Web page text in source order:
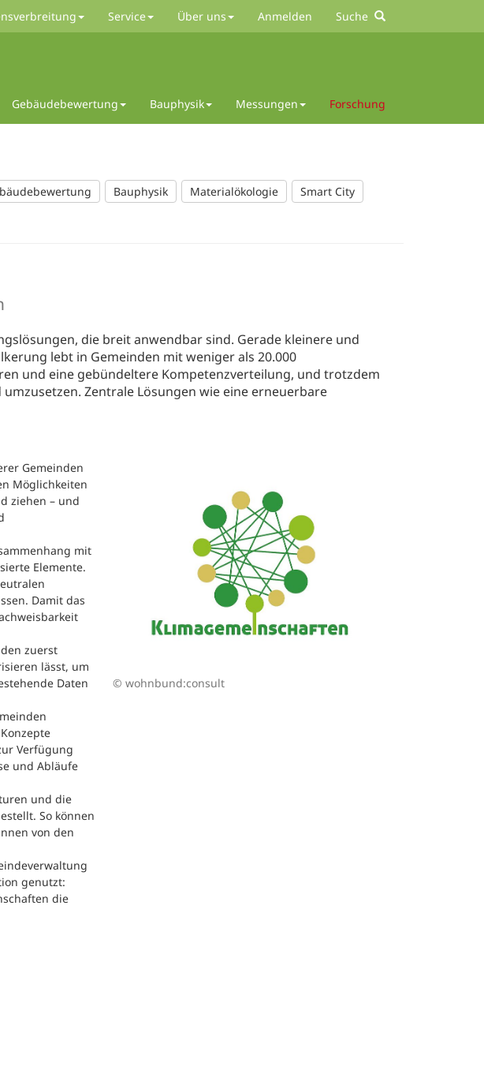
Service Über uns Anmelden Suche
Gebäudebewertung Bauphysik Messungen Forschung
Bauphysik Materialökologie
Smart City
die breit anwendbar sind. Gerade kleinere und
lebt in Gemeinden mit weniger als 20.000
und eine gebündeltere Kompetenzverteilung, und trotzdem
Zentrale Lösungen wie eine erneuerbare
Gemeinden
Möglichkeiten
ziehen – und
mit
Elemente.
Damit das
zuerst
lässt, um
Daten
Verfügung
und Abläufe
und die
So können
von den
genutzt:
die
© wohnbund:consult